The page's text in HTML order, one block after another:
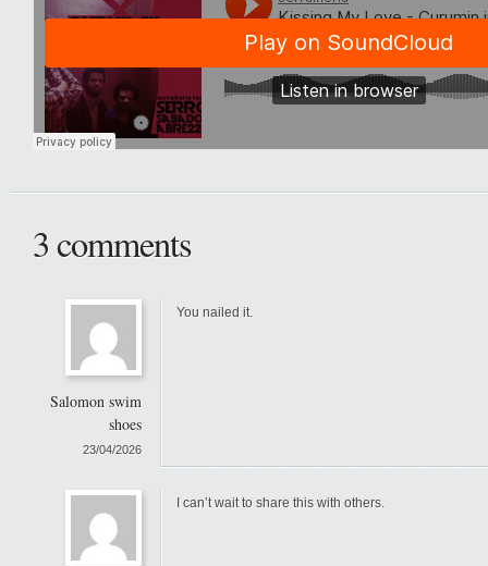
3 comments
Salomon swim
shoes
23/04/2026
You nailed it.
I can’t wait to share this with others.